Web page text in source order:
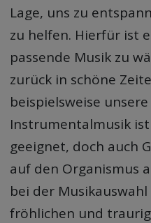
Lage, uns zu
zu helfen. Hierfür ist
passende Musik zu
zurück in schöne
beispielsweise
Instrumentalmusik
geeignet, doch auch
auf den Organismus
bei der
fröhlichen und